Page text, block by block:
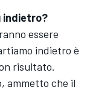
indietro?
essere
indietro è
risultato.
ammetto che il